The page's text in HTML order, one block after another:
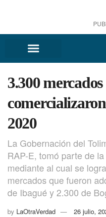
3.300 mercados
2020
La Gobernación del
RAP-E, tomó parte de
mediante al cual se
mercados que fueron
de Ibagué y 2.300 de
by LaOtraVerdad 26 julio,